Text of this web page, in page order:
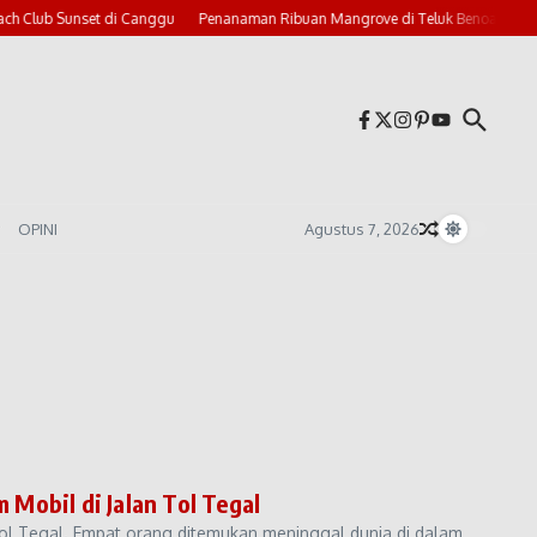
Club Sunset di Canggu Penanaman Ribuan Mangrove di Teluk Benoa
OPINI Agustus 7, 2026
di Jalan Tol Tegal
Tegal. Empat orang ditemukan meninggal dunia di dalam